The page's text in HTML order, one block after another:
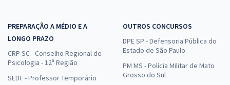
PREPARAÇÃO A MÉDIO E A
LONGO PRAZO
CRP SC - Conselho Regional de
Psicologia - 12ª Região
SEDF - Professor Temporário
OUTROS CONCURSOS
DPE SP - Defensoria Pública do
Estado de São Paulo
PM MS - Polícia Militar de Mato
Grosso do Sul